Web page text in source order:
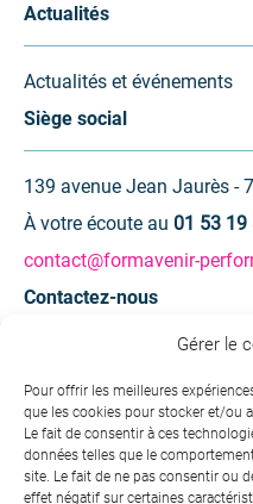
Gérer le
Pour offrir les meilleures
que les cookies pour stocker et/ou
Le fait de consentir à ces
données telles que le
site. Le fait de ne pas consentir ou
effet négatif sur certaines
Actualités
Actualités et événements
Siège social
139 avenue Jean Jaurès -
À votre écoute au 01 53 19
contact@formavenir-
Contactez-nous
Contactez-nous